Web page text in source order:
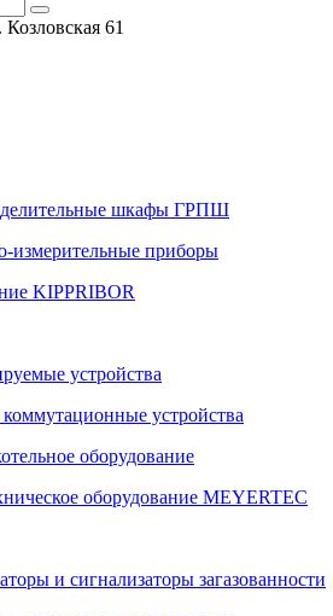
61
шкафы ГРПШ
измерительные приборы
KIPPRIBOR
устройства
устройства
оборудование
оборудование MEYERTEC
и сигнализаторы загазованности